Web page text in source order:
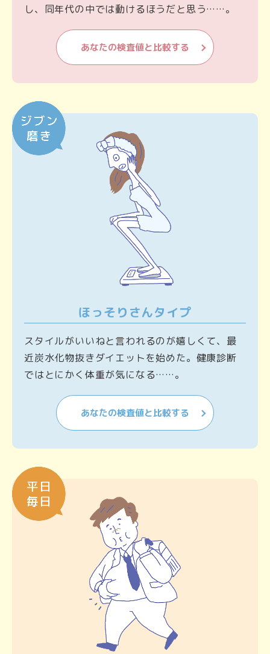
し、同年代の中では動けるほうだと思う……。
あなたの検査値と比較する
ほっそりさんタイプ
スタイルがいいねと言われるのが嬉しくて、最
近炭水化物抜きダイエットを始めた。健康診断
ではとにかく体重が気になる……。
あなたの検査値と比較する